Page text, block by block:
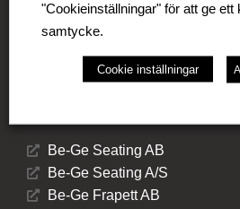
Be-Ge Seating AB
Be-Ge Seating A/S
Be-Ge Frapett AB
"Cookieinställningar" för att ge ett
samtycke.
Cookie inställningar